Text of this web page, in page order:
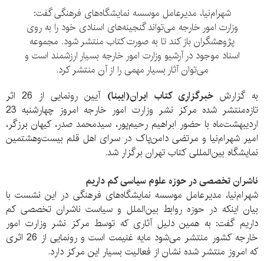
شهرام‌نیا، مدیر‌عامل موسسه‌ نمایشگاه‌های فرهنگی گفت:
وزارت امور خارجه می‌تواند گنجینه‌های اسنادی خود را به روی
پژوهشگران باز کند تا به صورت کتاب منتشر شود. مجموعه
اسناد موجود در آرشیو وزارت امور خارجه بسیار ارزشمند است و
می‌توان آثار بسیار مهمی را از آن منتشر کرد.
به گزارش خبرگزاری کتاب ایران(ایبنا)
آیین رونمایی از 26 اثر
تازه‌منتشر شده‌ مرکز نشر وزارت امور خارجه امروز چهارشنبه 23
اردیبهشت‌ماه با حضور ابراهیم رحیم‌پور، سید‌محمد صدر، کیهان برزگر،
امیر شهرام‌نیا و مرتضی دامن‌پاک‌ در سرای اهل قلم بیست‌وهشتمین
نمایشگاه بین‌المللی کتاب تهران برگزار شد‌.
ناشران تخصصی در حوزه علوم سیاسی کم داریم
شهرام‌نیا، مدیر‌عامل موسسه‌ نمایشگاه‌های فرهنگی در این نشست‌ با
بیان اینکه در حوزه روابط بین‌الملل و سیاست‌ ناشران تخصصی کم
داریم گفت: به همین دلیل آثاری که توسط مرکز نشر وزارت امور
خارجه کشور منتشر می‌شود مایه غنیمت است و رونمایی از 26 اثری
که امروز منتشر شده نشان از فعالیت بسیار این مرکز دارد.